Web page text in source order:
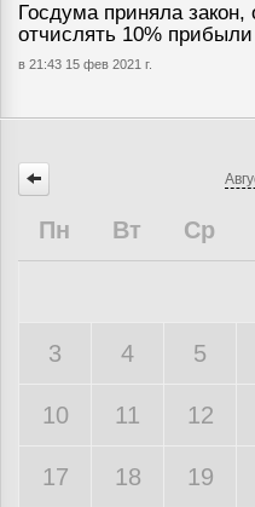
Госдума приняла
отчислять 10%
в 21:43 15 фев 2021 г.
Пн Вт Ср
3 4 5
10 11 12
17 18 19